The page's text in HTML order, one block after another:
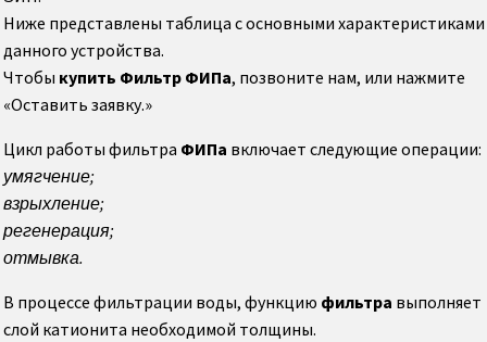
Трубы опускные, перепускные котла ДЕ
ходовая часть дымососа (подшипниковый
узел дымососа)
Валы дымососов (вал на колесо дымососа)
Ниже представлены таблица с основными характеристиками
данного устройства.
Чтобы купить Фильтр ФИПа, позвоните нам, или нажмите
«Оставить заявку.»
Цикл работы фильтра ФИПа включает следующие операции:
умягчение;
взрыхление;
регенерация;
отмывка.
В процессе фильтрации воды, функцию фильтра выполняет
слой катионита необходимой толщины.